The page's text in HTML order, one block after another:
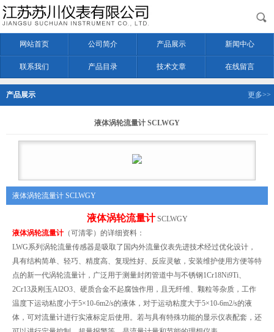
网站首页 公司简介 产品展示 新闻中心
联系我们 产品目录 技术文章 在线留言
产品展示 更多>>
液体涡轮流量计 SCLWGY
液体涡轮流量计 SCLWGY
液体涡轮流量计SCLWGY
液体涡轮流量计 （可清零）的详细资料：
LWG系列涡轮流量传感器是吸取了国内外流量仪表先进技术经过优化设计，
具有结构简单、轻巧、精度高、复现性好、反应灵敏，安装维护使用方便等特
点的新一代涡轮流量计，广泛用于测量封闭管道中与不锈钢1Cr18Ni9Ti、
2Cr13及刚玉Al2O3、硬质合金不起腐蚀作用，且无纤维、颗粒等杂质，工作
温度下运动粘度小于5×10-6m2/s的液体，对于运动粘度大于5×10-6m2/s的液
体，可对流量计进行实液标定后使用。若与具有特殊功能的显示仪表配套，还